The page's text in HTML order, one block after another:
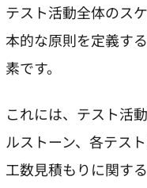
テスト活動全体のス
本的な原則を定義す
素です。
これには、テスト活
ルストーン、各テス
工数見積もりに関す